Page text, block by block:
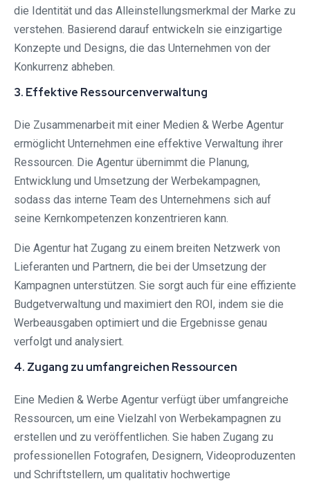
die Identität und das Alleinstellungsmerkmal der Marke zu
verstehen. Basierend darauf entwickeln sie einzigartige
Konzepte und Designs, die das Unternehmen von der
Konkurrenz abheben.
3. Effektive Ressourcenverwaltung
Die Zusammenarbeit mit einer Medien & Werbe Agentur
ermöglicht Unternehmen eine effektive Verwaltung ihrer
Ressourcen. Die Agentur übernimmt die Planung,
Entwicklung und Umsetzung der Werbekampagnen,
sodass das interne Team des Unternehmens sich auf
seine Kernkompetenzen konzentrieren kann.
Die Agentur hat Zugang zu einem breiten Netzwerk von
Lieferanten und Partnern, die bei der Umsetzung der
Kampagnen unterstützen. Sie sorgt auch für eine effiziente
Budgetverwaltung und maximiert den ROI, indem sie die
Werbeausgaben optimiert und die Ergebnisse genau
verfolgt und analysiert.
4. Zugang zu umfangreichen Ressourcen
Eine Medien & Werbe Agentur verfügt über umfangreiche
Ressourcen, um eine Vielzahl von Werbekampagnen zu
erstellen und zu veröffentlichen. Sie haben Zugang zu
professionellen Fotografen, Designern, Videoproduzenten
und Schriftstellern, um qualitativ hochwertige